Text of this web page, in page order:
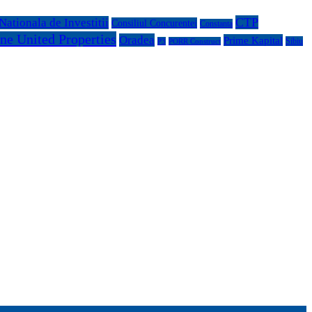
de Investitii Consiliul Concurentei Constanta CTP
United Properties Oradea P3 PORR Construct Prime Kapital Sibiu